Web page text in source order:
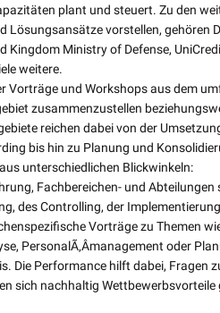
plant und steuert. Zu den
Lösungsansätze vorstellen, gehören
Kingdom Ministry of Defense,
weitere.
Vorträge und Workshops aus dem
zusammenzustellen
reichen dabei von der
bis hin zu Planung und
unterschiedlichen Blickwinkeln:
Fachbereichen- und
des Controlling, der
Vorträge zu Themen
PersonalÃ‚Â­management oder
Die Performance hilft dabei, Fragen
sich nachhaltig